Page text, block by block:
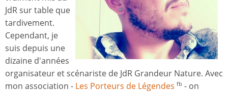
JdR sur table que
tardivement.
Cependant, je
suis depuis une
dizaine d'années
organisateur et scénariste de JdR Grandeur Nature. Avec
mon association - Les Porteurs de Légendes fb - on